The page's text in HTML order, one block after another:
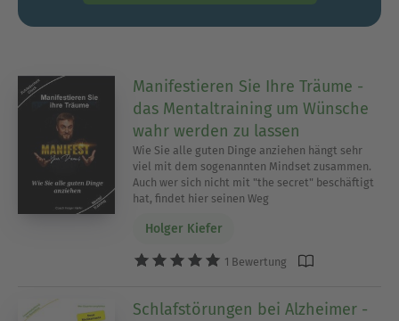
Manifestieren Sie Ihre Träume -
das Mentaltraining um Wünsche
wahr werden zu lassen
Wie Sie alle guten Dinge anziehen hängt sehr
viel mit dem sogenannten Mindset zusammen.
Auch wer sich nicht mit "the secret" beschäftigt
hat, findet hier seinen Weg
Holger Kiefer
1 Bewertung
Schlafstörungen bei Alzheimer -